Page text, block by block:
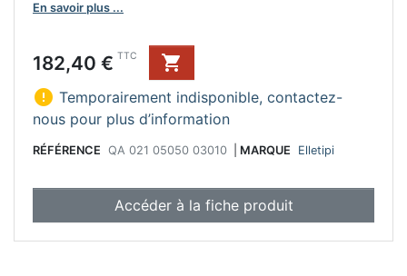
En savoir plus ...
Prix
182,40 € TTC

 Temporairement indisponible, contactez-
nous pour plus d’information
RÉFÉRENCE QA 021 05050 03010 MARQUE Elletipi
Accéder à la fiche produit